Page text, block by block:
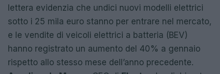
lettera evidenzia che undici nuovi modelli elettrici
sotto i 25 mila euro stanno per entrare nel mercato,
e le vendite di veicoli elettrici a batteria (BEV)
hanno registrato un aumento del 40% a gennaio
rispetto allo stesso mese dell’anno precedente.